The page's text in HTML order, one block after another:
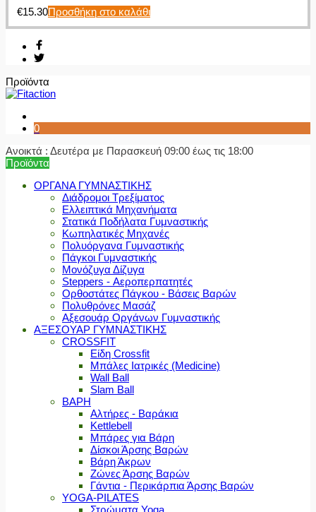
€15.30Προσθήκη στο καλάθι
Προϊόντα
0
Ανοικτά : Δευτέρα με Παρασκευή 09:00 έως τις 18:00
Προϊόντα
ΟΡΓΑΝΑ ΓΥΜΝΑΣΤΙΚΗΣ
Διάδρομοι Τρεξίματος
Ελλειπτικά Μηχανήματα
Στατικά Ποδήλατα Γυμναστικής
Κωπηλατικές Μηχανές
Πολυόργανα Γυμναστικής
Πάγκοι Γυμναστικής
Μονόζυγα Δίζυγα
Steppers - Αεροπερπατητές
Ορθοστάτες Πάγκου - Βάσεις Βαρών
Πολυθρόνες Μασάζ
Αξεσουάρ Οργάνων Γυμναστικής
ΑΞΕΣΟΥΑΡ ΓΥΜΝΑΣΤΙΚΗΣ
CROSSFIT
Είδη Crossfit
Μπάλες Ιατρικές (Medicine)
Wall Ball
Slam Ball
ΒΑΡΗ
Αλτήρες - Βαράκια
Kettlebell
Μπάρες για Βάρη
Δίσκοι Άρσης Βαρών
Βάρη Άκρων
Ζώνες Άρσης Βαρών
Γάντια - Περικάρπια Άρσης Βαρών
YOGA-PILATES